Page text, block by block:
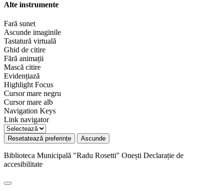
Alte instrumente
Fară sunet
Ascunde imaginile
Tastatură virtuală
Ghid de citire
Fără animații
Mască citire
Evidențiază
Highlight Focus
Cursor mare negru
Cursor mare alb
Navigation Keys
Link navigator
Resetatează preferințe Ascunde
Biblioteca Municipală "Radu Rosetti" Onești Declarație de
accesibilitate